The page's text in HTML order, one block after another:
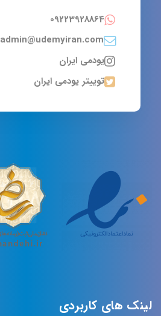
09223928864
admin@udemyiran.com
یودمی ایران
توییتر یودمی ایران
لینک های کاربردی